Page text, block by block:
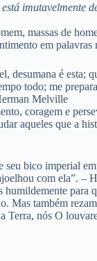
imutavelmente
massas de
em
desumana é esta;
todo; me
Melville
coragem e
aqueles que a
seu bico imperial
com ela”. –
para
Mas também
Terra, nós O